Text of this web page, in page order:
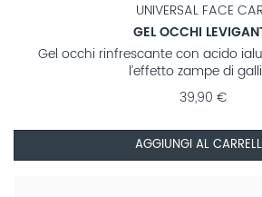
UNIVERSAL FACE
GEL OCCHI
Gel occhi rinfrescante con acido
l’effetto zampe di
39,90 €
AGGIUNGI AL